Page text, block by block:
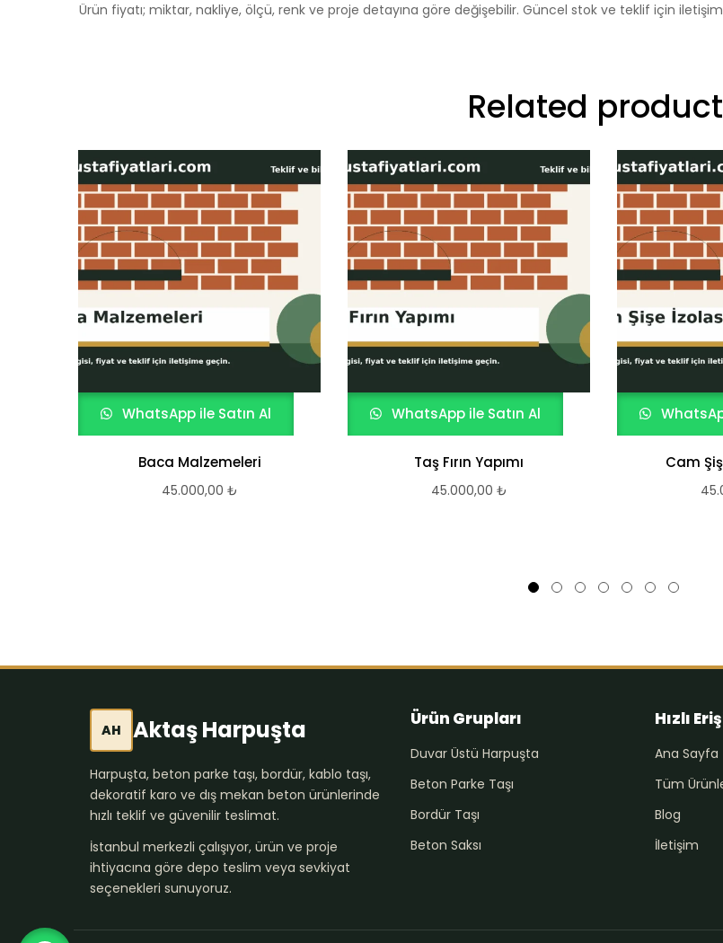
Ürün fiyatı; miktar, nakliye, ölçü, renk ve proje detayına göre değişebilir. Güncel stok ve teklif için
Related
WhatsApp ile Satın Al
Baca Malzemeleri
45.000,00 ₺
WhatsApp ile Satın Al
Taş Fırın Yapımı
45.000,00 ₺
Cam
AH Aktaş Harpuşta
Harpuşta, beton parke taşı, bordür, kablo taşı,
dekoratif karo ve dış mekan beton ürünlerinde
hızlı teklif ve güvenilir teslimat.
İstanbul merkezli çalışıyor, ürün ve proje
ihtiyacına göre depo teslim veya sevkiyat
seçenekleri sunuyoruz.
Ürün Grupları
Duvar Üstü Harpuşta
Beton Parke Taşı
Bordür Taşı
Beton Saksı
Hızlı
Ana Sayfa
Tüm
Blog
İletişim